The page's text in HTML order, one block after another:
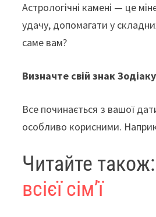
b
o
o
k
gr
a
at
sA
p
er
Астрологічні камені — це
удачу, допомагати у
саме вам?
Визначте свій знак Зодіаку
Все починається з вашої
особливо корисними.
Читайте також:
всієї сім’ї